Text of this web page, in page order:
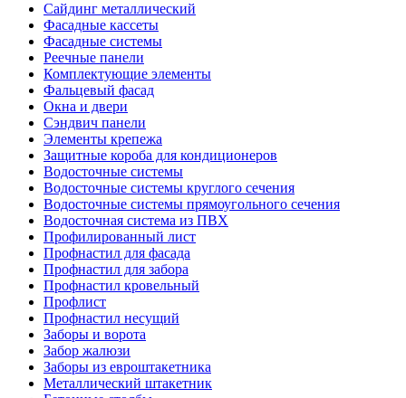
Сайдинг металлический
Фасадные кассеты
Фасадные системы
Реечные панели
Комплектующие элементы
Фальцевый фасад
Окна и двери
Сэндвич панели
Элементы крепежа
Защитные короба для кондиционеров
Водосточные системы
Водосточные системы круглого сечения
Водосточные системы прямоугольного сечения
Водосточная система из ПВХ
Профилированный лист
Профнастил для фасада
Профнастил для забора
Профнастил кровельный
Профлист
Профнастил несущий
Заборы и ворота
Забор жалюзи
Заборы из евроштакетника
Металлический штакетник